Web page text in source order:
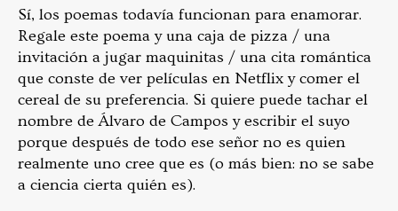
Sí, los poemas todavía funcionan para enamorar.
Regale este poema y una caja de pizza / una
invitación a jugar maquinitas / una cita romántica
que conste de ver películas en Netflix y comer el
cereal de su preferencia. Si quiere puede tachar el
nombre de Álvaro de Campos y escribir el suyo
porque después de todo ese señor no es quien
realmente uno cree que es (o más bien: no se sabe
a ciencia cierta quién es).